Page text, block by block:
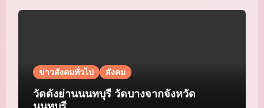
ข่าวสังคมทั่วไป สังคม
วัดดังย่านนนทบุรี วัดบางจากจังหวัด